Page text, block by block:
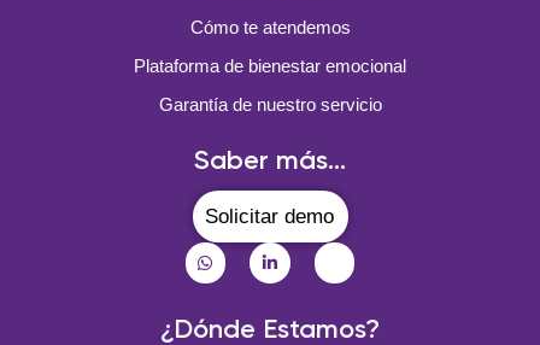
Cómo te atendemos
Plataforma de bienestar emocional
Garantía de nuestro servicio
Saber más...
Solicitar demo
¿Dónde Estamos?